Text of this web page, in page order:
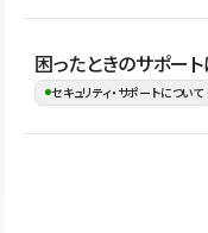
ながらレイアウトに影
す。
Studioでは、公開サイト
の暗号化、データ保護
はSSL/TLSによる通信
困ったときのサポー
セキュリティ・サポートについて
操作方法や機能につい